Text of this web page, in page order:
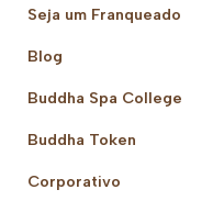
Seja um Franqueado
Blog
Buddha Spa College
Buddha Token
Corporativo